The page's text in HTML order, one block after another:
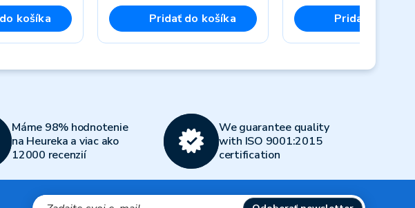
košíka Pridať do košíka Pridať do
Máme 98% hodnotenie
na Heureka a viac ako
12000 recenzií
We guarantee quality
with ISO 9001:2015
certification